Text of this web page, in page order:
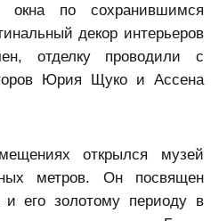
окна по сохранившимся
декор интерьеров
отделку проводили с
Юрия Щуко и Ассена
открылся музей
метров. Он посвящен
и его золотому периоду в